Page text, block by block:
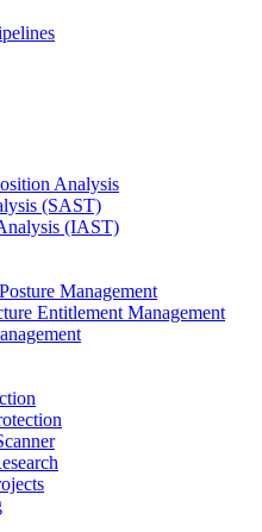
Analysis
(SAST)
(IAST)
Management
Entitlement Management